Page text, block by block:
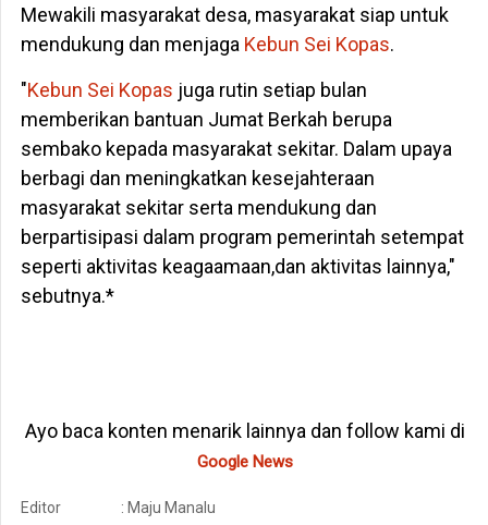
Mewakili masyarakat desa, masyarakat siap untuk
mendukung dan menjaga Kebun Sei Kopas.
"Kebun Sei Kopas juga rutin setiap bulan
memberikan bantuan Jumat Berkah berupa
sembako kepada masyarakat sekitar. Dalam upaya
berbagi dan meningkatkan kesejahteraan
masyarakat sekitar serta mendukung dan
berpartisipasi dalam program pemerintah setempat
seperti aktivitas keagaamaan,dan aktivitas lainnya,"
sebutnya.*
Ayo baca konten menarik lainnya dan follow kami di
Google News
Editor : Maju Manalu